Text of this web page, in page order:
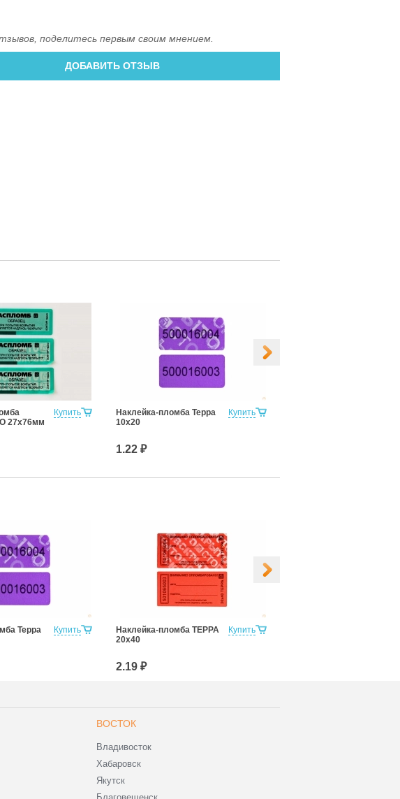
поделитесь первым своим мнением.
ДОБАВИТЬ ОТЗЫВ
Купить
27х76мм
Купить
Наклейка-пломба Терра
10х20
1.22 ₽
Купить
Терра
Купить
Наклейка-пломба ТЕРРА
20х40
2.19 ₽
ВОСТОК
Владивосток
Хабаровск
Якутск